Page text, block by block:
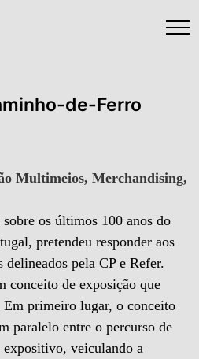
de-Ferro
Multimeios, Merchandising,
os últimos 100 anos do
pretendeu responder aos
pela CP e Refer.
conceito de exposição que
Em primeiro lugar, o conceito
paralelo entre o percurso de
veiculando a